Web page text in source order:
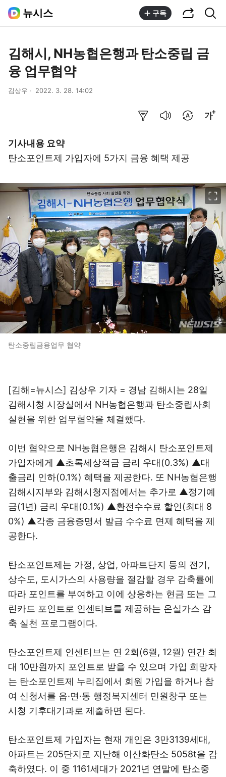
뉴시스 구독
김해시, NH농협은행과 탄소중립 금
융 업무협약
김상우 2022. 3. 28. 14:02
기사내용 요약
탄소포인트제 가입자에 5가지 금융 혜택 제공
탄소중립금융업무 협약
[김해=뉴시스] 김상우 기자 = 경남 김해시는 28일
김해시청 시장실에서 NH농협은행과 탄소중립사회
실현을 위한 업무협약을 체결했다.
이번 협약으로 NH농협은행은 김해시 탄소포인트제
가입자에게 ▲초록세상적금 금리 우대(0.3%) ▲대
출금리 인하(0.1%) 혜택을 제공한다. 또 NH농협은행
김해시지부와 김해시청지점에서는 추가로 ▲정기예
금(1년) 금리 우대(0.1%) ▲환전수수료 할인(최대 8
0%) ▲각종 금융증명서 발급 수수료 면제 혜택을 제
공한다.
탄소포인트제는 가정, 상업, 아파트단지 등의 전기,
상수도, 도시가스의 사용량을 절감할 경우 감축률에
따라 포인트를 부여하고 이에 상응하는 현금 또는 그
린카드 포인트로 인센티브를 제공하는 온실가스 감
축 실천 프로그램이다.
탄소포인트제 인센티브는 연 2회(6월, 12월) 연간 최
대 10만원까지 포인트로 받을 수 있으며 가입 희망자
는 탄소포인트제 누리집에서 회원 가입을 하거나 참
여 신청서를 읍·면·동 행정복지센터 민원창구 또는
시청 기후대기과로 제출하면 된다.
탄소포인트제 가입자는 현재 개인은 3만3139세대,
아파트는 205단지로 지난해 이산화탄소 5058t을 감
축하였다. 이 중 1161세대가 2021년 연말에 탄소중